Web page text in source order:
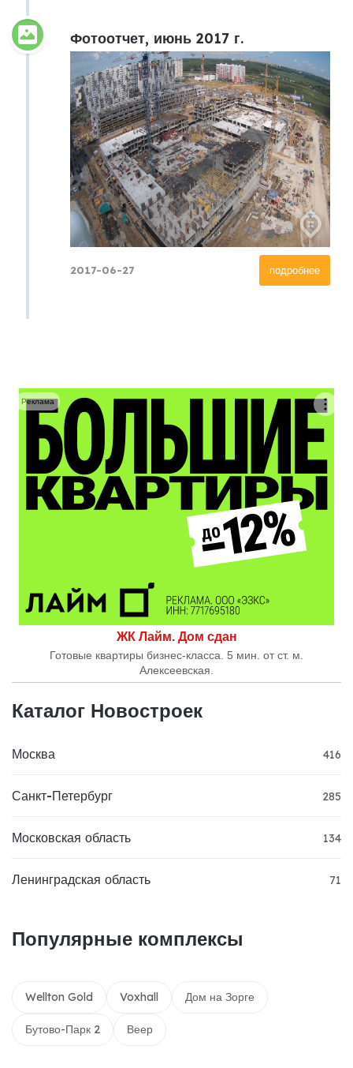
Фотоотчет, июнь 2017 г.
подробнее
2017-06-27
ЖК Лайм. Дом сдан
Готовые квартиры бизнес-класса. 5 мин. от ст. м.
Алексеевская.
Реклама
Каталог Новостроек
Москва 416
Санкт-Петербург 285
Московская область 134
Ленинградская область 71
Популярные комплексы
Wellton Gold Voxhall Дом на Зорге
Бутово-Парк 2 Веер